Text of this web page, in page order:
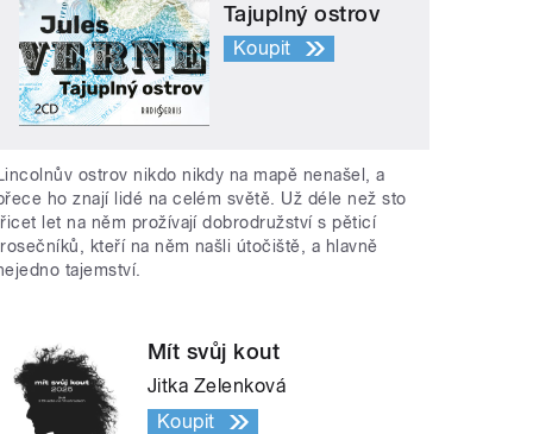
Tajuplný ostrov
Koupit
ostrov nikdo nikdy na mapě nenašel, a
ho znají lidé na celém světě. Už déle než sto
let na něm prožívají dobrodružství s pěticí
kteří na něm našli útočiště, a hlavně
tajemství.
Mít svůj kout
Jitka Zelenková
Koupit